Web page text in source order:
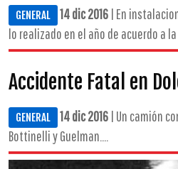
GENERAL 14 dic 2016 | En
lo realizado en el año de acuerdo a
Accidente Fatal en
GENERAL 14 dic 2016 | Un camión
Bottinelli y Guelman....